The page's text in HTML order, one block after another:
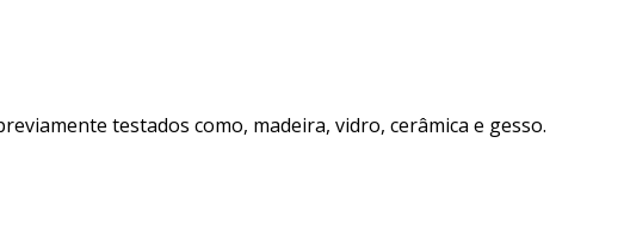
testados como, madeira, vidro, cerâmica e gesso.